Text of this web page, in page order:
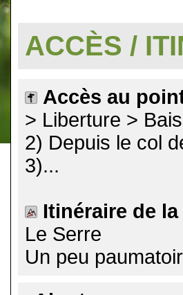
ACCÈS /
Accès au
> Liberture >
2) Depuis le col
3)...
Itinéraire de la
Le Serre
Un peu